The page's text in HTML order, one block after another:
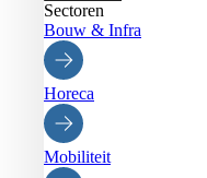
Sectoren
Bouw & Infra
Horeca
Mobiliteit